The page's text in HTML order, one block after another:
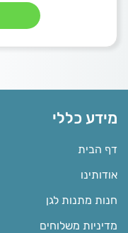
מידע כללי
דף הבית
אודותינו
חנות מתנות לגן
מדיניות משלוחים